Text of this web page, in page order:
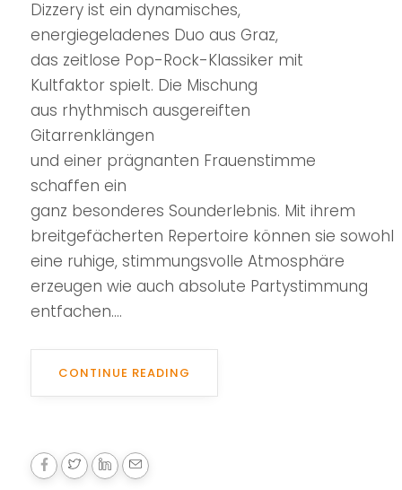
Dizzery ist ein dynamisches,
energiegeladenes Duo aus Graz,
das zeitlose Pop-Rock-Klassiker mit
Kultfaktor spielt. Die Mischung
aus rhythmisch ausgereiften
Gitarrenklängen
und einer prägnanten Frauenstimme
schaffen ein
ganz besonderes Sounderlebnis. Mit ihrem
breitgefächerten Repertoire können sie sowohl
eine ruhige, stimmungsvolle Atmosphäre
erzeugen wie auch absolute Partystimmung
entfachen....
CONTINUE READING